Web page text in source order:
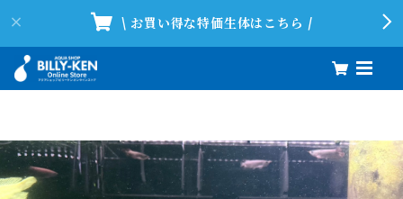
\ お買い得な特価生体はこちら /